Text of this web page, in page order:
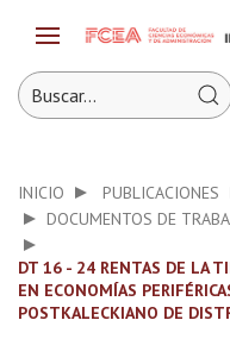
INICIO PUBLICACIONES
DOCUMENTOS DE
DT 16 - 24 RENTAS DE LA
EN ECONOMÍAS
POSTKALECKIANO DE